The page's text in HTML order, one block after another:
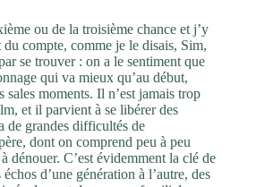
ou de la troisième chance et j’y
compte, comme je le disais, Sim,
se trouver : on a le sentiment que
qui va mieux qu’au début,
sales moments. Il n’est jamais trop
et il parvient à se libérer des
de grandes difficultés de
dont on comprend peu à peu
dénouer. C’est évidemment la clé de
d’une génération à l’autre, des